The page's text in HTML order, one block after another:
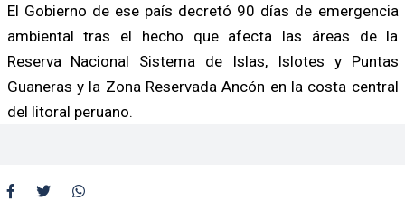
El Gobierno de ese país decretó 90 días de emergencia
ambiental tras el hecho que afecta las áreas de la
Reserva Nacional Sistema de Islas, Islotes y Puntas
Guaneras y la Zona Reservada Ancón en la costa central
del litoral peruano.